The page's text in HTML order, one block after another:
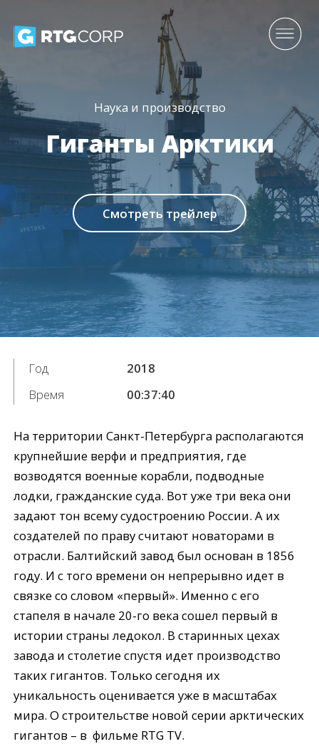
Наука и производство
Гиганты Арктики
Смотреть трейлер
Год
2018
Время
00:37:40
На территории Санкт-Петербурга располагаются
крупнейшие верфи и предприятия, где
возводятся военные корабли, подводные
лодки, гражданские суда. Вот уже три века они
задают тон всему судостроению России. А их
создателей по праву считают новаторами в
отрасли. Балтийский завод был основан в 1856
году. И с того времени он непрерывно идет в
связке со словом «первый». Именно с его
стапеля в начале 20-го века сошел первый в
истории страны ледокол. В старинных цехах
завода и столетие спустя идет производство
таких гигантов. Только сегодня их
уникальность оценивается уже в масштабах
мира. О строительстве новой серии арктических
гигантов – в фильме RTG TV.